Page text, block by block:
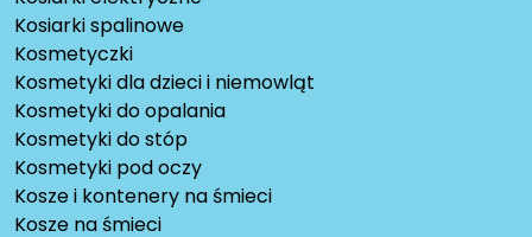
Kosiarki spalinowe
Kosmetyczki
Kosmetyki dla dzieci i niemowląt
Kosmetyki do opalania
Kosmetyki do stóp
Kosmetyki pod oczy
Kosze i kontenery na śmieci
Kosze na śmieci